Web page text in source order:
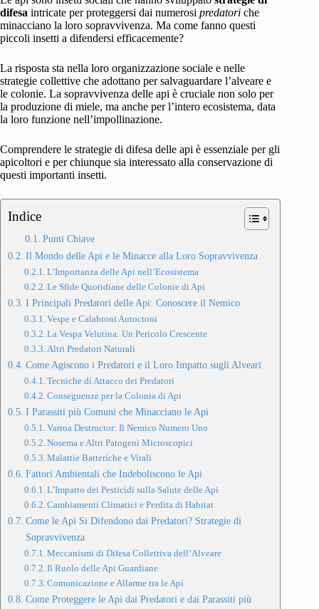
difesa intricate per proteggersi dai numerosi predatori che
minacciano la loro sopravvivenza. Ma come fanno questi
piccoli insetti a difendersi efficacemente?
La risposta sta nella loro organizzazione sociale e nelle
strategie collettive che adottano per salvaguardare l’alveare e
le colonie. La sopravvivenza delle api è cruciale non solo per
la produzione di miele, ma anche per l’intero ecosistema, data
la loro funzione nell’impollinazione.
Comprendere le strategie di difesa delle api è essenziale per gli
apicoltori e per chiunque sia interessato alla conservazione di
questi importanti insetti.
Indice
Punti Chiave
Il Mondo delle Api e le Minacce alla Loro Sopravvivenza
L’Importanza delle Api nell’Ecosistema
Le Sfide Quotidiane delle Colonie di Api
I Principali Predatori delle Api: Conoscere il Nemico
Vespe e Calabroni Autoctoni
La Vespa Velutina: Un Pericolo Crescente
Altri Predatori Naturali
Come Agiscono i Predatori e il Loro Impatto sugli Alveari
Tecniche di Attacco dei Predatori
Conseguenze per la Colonia di Api
I Parassiti più Comuni che Minacciano le Api
Varroa Destructor: Il Nemico Numero Uno
Nosema e Altri Patogeni Microscopici
Malattie Batteriche e Virali
Fattori Ambientali che Indeboliscono le Api
L’Impatto dei Pesticidi sulla Salute delle Api
Cambiamenti Climatici e Perdita di Habitat
Come le Api Si Difendono dai Predatori? Strategie di
Sopravvivenza
Meccanismi di Difesa Collettiva dell’Alveare
Il Ruolo delle Api Guardiane
Comunicazione e Allarme tra le Api
Come Proteggere le Api dai Predatori e dai Parassiti più